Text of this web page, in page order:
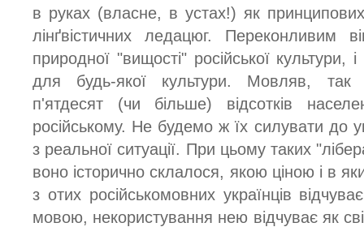
в руках (власне, в устах!) як принципових
лінґвістичних ледацюг. Переконливим
природної "вищості" російської
для будь-якої культури. Мовляв, так
п'ятдесят (чи більше) відсотків
російському. Не будемо ж їх силувати до
з реальної ситуації. При цьому таких
воно історично склалося, якою ціною і в
з отих російськомовних українців
мовою, некористування нею відчуває як